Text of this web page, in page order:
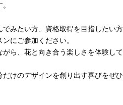
みたい方、資格取得を目指したい方
にご参加ください。
ら、花と向き合う楽しさを体験して
けのデザインを創り出す喜びをぜひ